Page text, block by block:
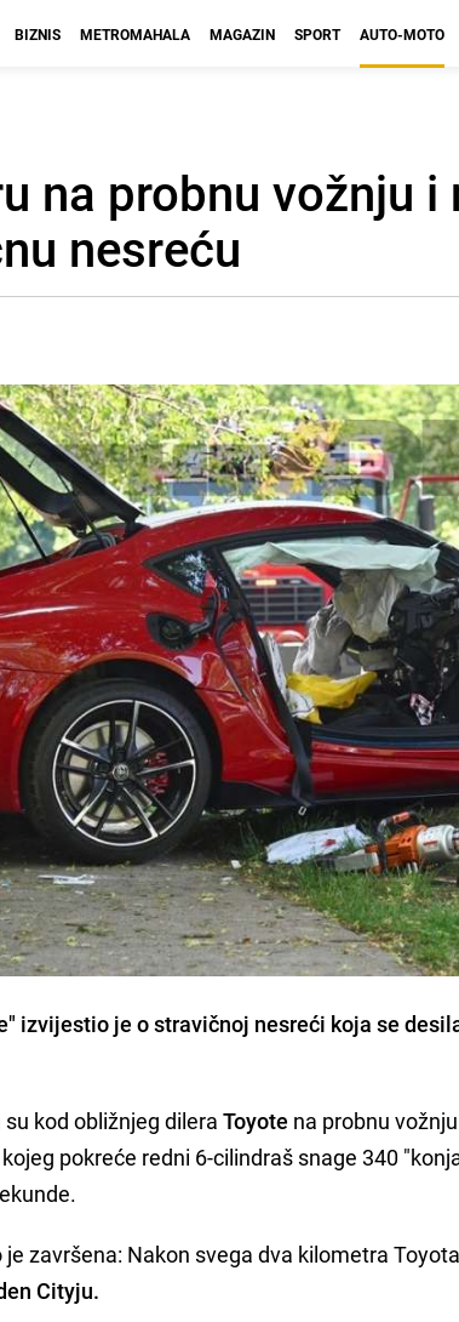
BIZNIS METROMAHALA MAGAZIN SPORT AUTO-MOTO
na probnu vožnju
nesreću
izvijestio je o stravičnoj nesreći koja se
kod obližnjeg dileraToyote na probnu
pokreće redni 6-cilindraš snage 340
je završena: Nakon svega dva kilometra
Cityju.